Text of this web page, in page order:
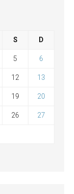
S D
5 6
12 13
19 20
26 27